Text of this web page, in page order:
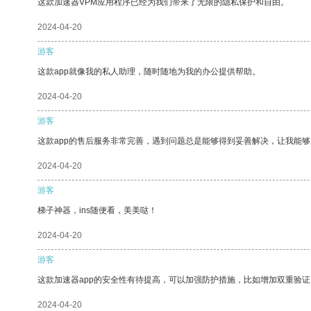
这款加速器VPM应用程序已经为我们带来了无限的隐私保护和自由。
2024-04-20
游客
这款app就像我的私人助理，随时随地为我的办公提供帮助。
2024-04-20
游客
这款app的售后服务非常完善，遇到问题总是能够得到妥善解决，让我能够
2024-04-20
游客
梯子神器，ins随便看，美美哒！
2024-04-20
游客
这款加速器app的安全性有待提高，可以加强防护措施，比如增加双重验证
2024-04-20